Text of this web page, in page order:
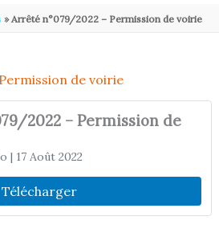
PRINCIPAL
Arrêté n°079/2022 – Permission de voirie
de voirie
2022 – Permission de
| 17 Août 2022
Télécharger